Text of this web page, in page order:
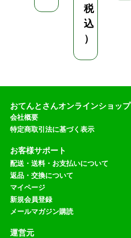
税
込
）
おてんとさんオンラインショップ
会社概要
特定商取引法に基づく表示
お客様サポート
配送・送料・お支払いについて
返品・交換について
マイページ
新規会員登録
メールマガジン購読
運営元